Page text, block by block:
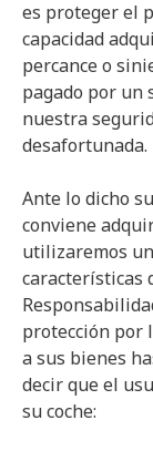
es proteger el
capacidad
percance o
pagado por un
nuestra
desafortunada.
Ante lo dicho
conviene
utilizaremos
características
protección por
a sus bienes
decir que el
su coche: